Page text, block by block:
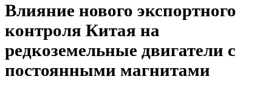
Влияние нового экспортного
контроля Китая на
редкоземельные двигатели с
постоянными магнитами